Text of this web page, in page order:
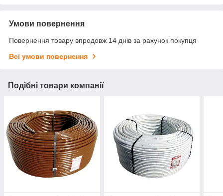
Умови повернення
Повернення товару впродовж 14 днів за рахунок покупця
Всі умови повернення
Подібні товари компанії